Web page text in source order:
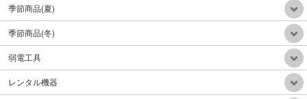
電動牽引車(電動牽引フックリフトアップ機能付)リフトアップ300Kg牽引力1.5ton
季節商品(夏)
季節商品(冬)
弱電工具
レンタル機器